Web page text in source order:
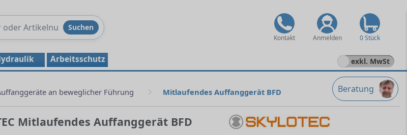
Suchen
Kontakt Anmelden 0 Stück
Arbeitsschutz exkl. MwSt
Beratung
an beweglicher Führung Mitlaufendes Auffanggerät BFD
Mitlaufendes Auffanggerät BFD